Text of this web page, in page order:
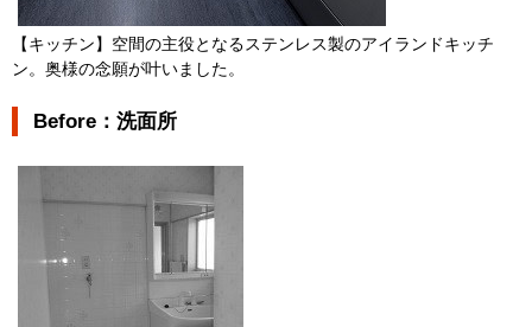
【キッチン】空間の主役となるステンレス製のアイランドキッチ
ン。奥様の念願が叶いました。
Before：洗面所